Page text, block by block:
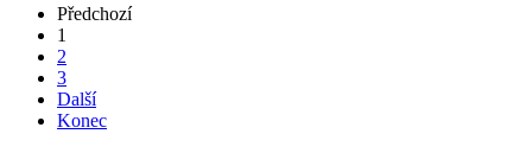
Předchozí
1
2
3
Další
Konec